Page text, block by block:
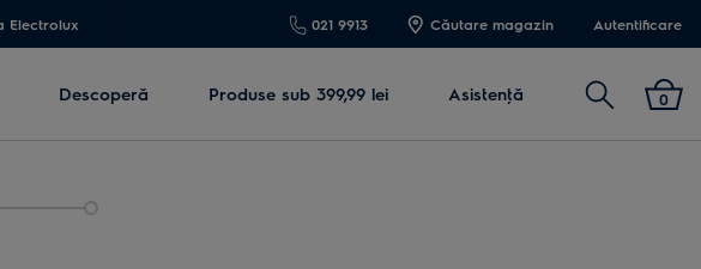
Electrolux 021 9913 Căutare magazin Autentificare
Descoperă Produse sub 399,99 lei Asistenţă Cautare 0